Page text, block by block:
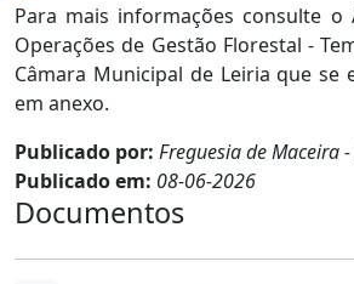
Para mais informações consulte o
Operações de Gestão Florestal -
Câmara Municipal de Leiria que se
em anexo.
Publicado por: Freguesia de Maceira
Publicado em: 08-06-2026
Documentos